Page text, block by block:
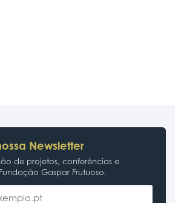
Newsletter
de projetos, conferências e
Gaspar Frutuoso.